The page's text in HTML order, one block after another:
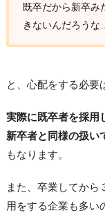
既卒だから新卒み
きないんだろうな…
と、心配をする必要
実際に既卒者を採用
新卒者と同様の扱い
もなります。
また、卒業してから
用をする企業も多い